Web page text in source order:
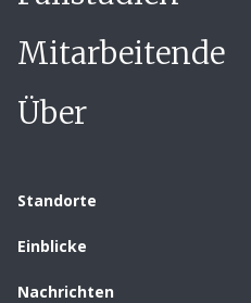
Mitarbeitende
Über
Standorte
Einblicke
Nachrichten